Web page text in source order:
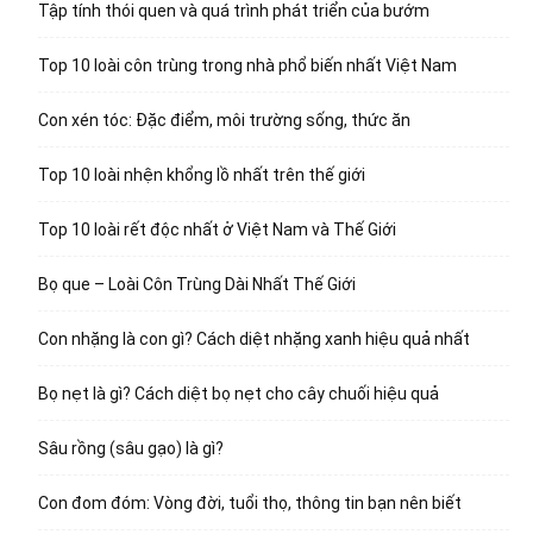
Tập tính thói quen và quá trình phát triển của bướm
Top 10 loài côn trùng trong nhà phổ biến nhất Việt Nam
Con xén tóc: Đặc điểm, môi trường sống, thức ăn
Top 10 loài nhện khổng lồ nhất trên thế giới
Top 10 loài rết độc nhất ở Việt Nam và Thế Giới
Bọ que – Loài Côn Trùng Dài Nhất Thế Giới
Con nhặng là con gì? Cách diệt nhặng xanh hiệu quả nhất
Bọ nẹt là gì? Cách diệt bọ nẹt cho cây chuối hiệu quả
Sâu rồng (sâu gạo) là gì?
Con đom đóm: Vòng đời, tuổi thọ, thông tin bạn nên biết